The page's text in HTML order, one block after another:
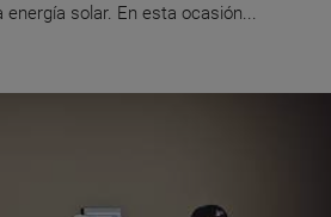
solar. En esta ocasión...